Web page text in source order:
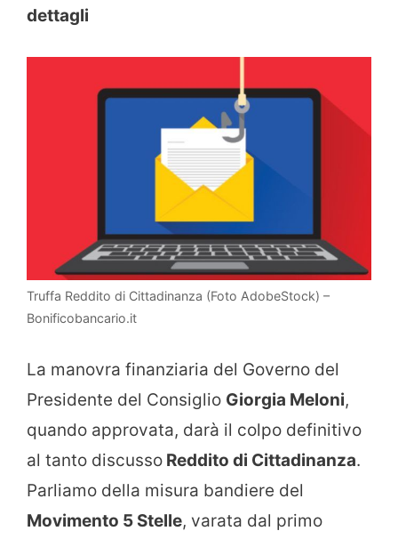
dettagli
Truffa Reddito di Cittadinanza (Foto AdobeStock) –
Bonificobancario.it
La manovra finanziaria del Governo del
Presidente del Consiglio Giorgia Meloni,
quando approvata, darà il colpo definitivo
al tanto discusso Reddito di Cittadinanza.
Parliamo della misura bandiere del
Movimento 5 Stelle, varata dal primo